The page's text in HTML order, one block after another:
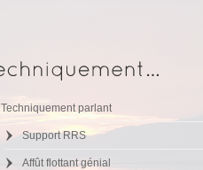
Techniquement parlant
Support RRS
Affût flottant génial